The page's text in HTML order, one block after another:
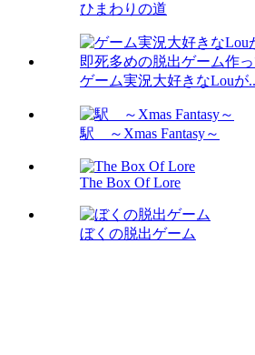
ひまわりの道
ゲーム実況大好きなLouが
駅 ～Xmas Fantasy～
The Box Of Lore
ぼくの脱出ゲーム